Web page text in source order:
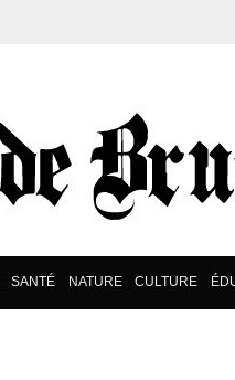
SANTÉ NATURE CULTURE